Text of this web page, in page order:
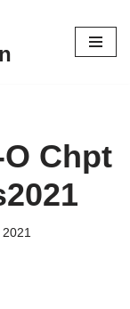
Chpt
2021